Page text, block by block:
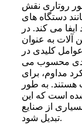
روتاری نقش
دستگاه های
می کند. در
آلات به عنوان
کلیدی در
محسوب می
مداوم، برای
به طور
است که این
از صنایع
تبدیل شود.